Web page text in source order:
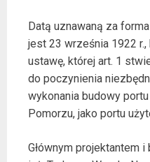
Datą uznawaną za
jest 23 września 1922 r.,
ustawę, której art. 1
do poczynienia
wykonania budowy
Pomorzu, jako portu
Głównym projektantem